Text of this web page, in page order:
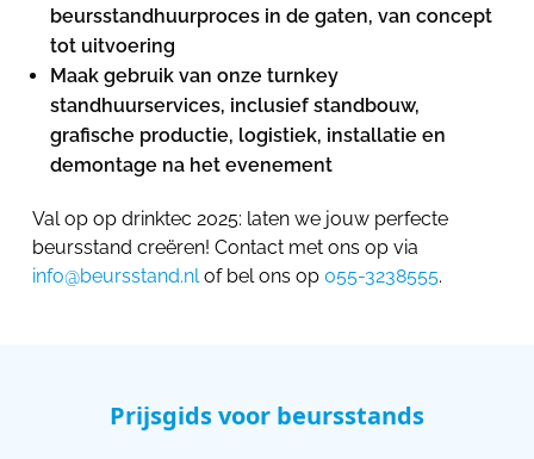
beursstandhuurproces in de gaten, van concept
tot uitvoering
Maak gebruik van onze turnkey
standhuurservices, inclusief standbouw,
grafische productie, logistiek, installatie en
demontage na het evenement
Val op op drinktec 2025: laten we jouw perfecte
beursstand creëren! Contact met ons op via
info@beursstand.nlof bel ons op 055-3238555.
Prijsgids voor beursstands